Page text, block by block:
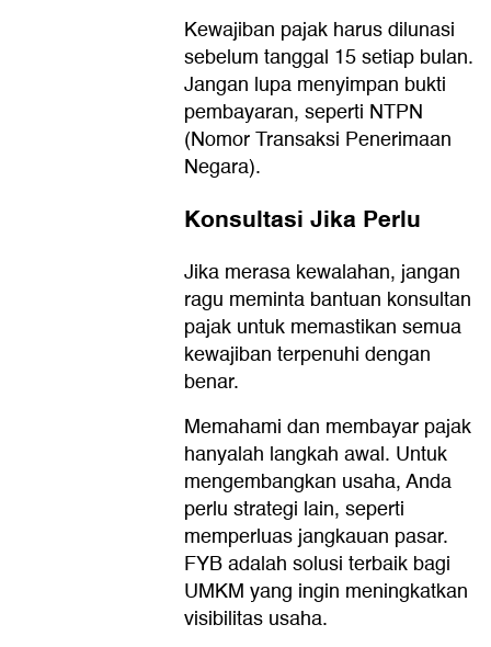
Kewajiban pajak harus dilunasi
sebelum tanggal 15 setiap bulan.
Jangan lupa menyimpan bukti
pembayaran, seperti NTPN
(Nomor Transaksi Penerimaan
Negara).
Konsultasi Jika Perlu
Jika merasa kewalahan, jangan
ragu meminta bantuan konsultan
pajak untuk memastikan semua
kewajiban terpenuhi dengan
benar.
Memahami dan membayar pajak
hanyalah langkah awal. Untuk
mengembangkan usaha, Anda
perlu strategi lain, seperti
memperluas jangkauan pasar.
FYB adalah solusi terbaik bagi
UMKM yang ingin meningkatkan
visibilitas usaha.